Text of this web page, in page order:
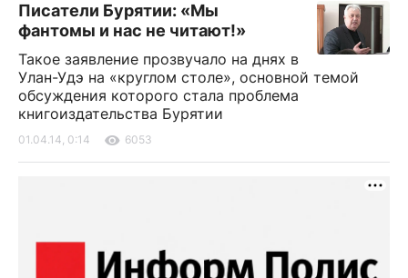
Писатели Бурятии: «Мы
фантомы и нас не читают!»
Такое заявление прозвучало на днях в
Улан-Удэ на «круглом столе», основной темой
обсуждения которого стала проблема
книгоиздательства Бурятии
01.04.14, 0:14 6053